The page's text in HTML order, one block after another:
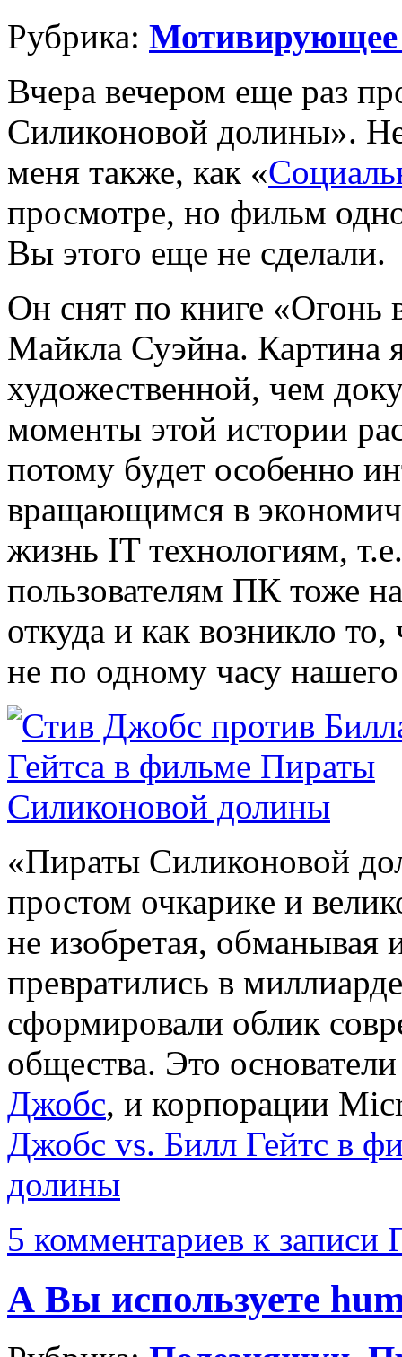
Рубрика: Мотивирующее
Вчера вечером еще раз
Силиконовой долины».
меня также, как «
просмотре, но фильм
Вы этого еще не сделали.
Он снят по книге «Огонь
Майкла Суэйна. Картина
художественной, чем
моменты этой истории
потому будет особенно
вращающимся в
жизнь IT технологиям,
пользователям ПК тоже
откуда и как возникло
не по одному часу
«Пираты Силиконовой
простом очкарике и
не изобретая, обманывая
превратились в
сформировали облик
общества. Это
Джобс, и корпорации
Джобс vs. Билл Гейтс в
долины
5 комментариев к записи
А Вы используете